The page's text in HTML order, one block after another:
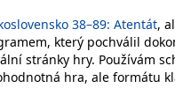
38–89: Atentát,
který pochválil
stránky hry. Používám
hra, ale formátu